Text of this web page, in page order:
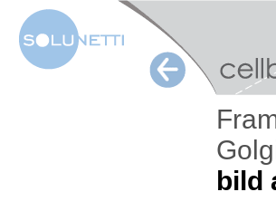
bild